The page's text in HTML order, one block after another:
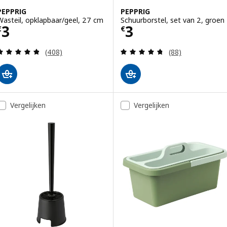
opklapbaar/geel, 27 cm
3 € 3
Beoordeling: 4.8 van 5 sterren. Totaal
(408)
PEPPRIG
Schuurborstel, set van 2, groen
€3
Prijs € 3
Beoordeling:
(88)
Vergelijken Vergelijken